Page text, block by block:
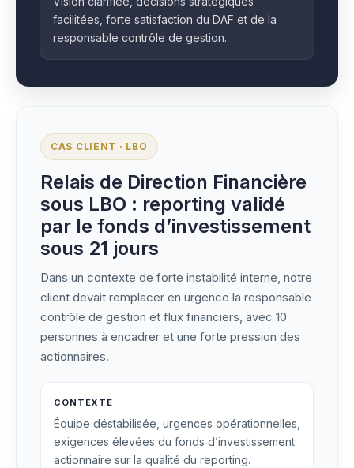
facilitées, forte satisfaction du DAF et de la
responsable contrôle de gestion.
CAS CLIENT · LBO
Relais de Direction Financière
sous LBO : reporting validé
par le fonds d’investissement
sous 21 jours
Dans un contexte de forte instabilité interne, notre
client devait remplacer en urgence la responsable
contrôle de gestion et flux financiers, avec 10
personnes à encadrer et une forte pression des
actionnaires.
CONTEXTE
Équipe déstabilisée, urgences opérationnelles,
exigences élevées du fonds d’investissement
actionnaire sur la qualité du reporting.